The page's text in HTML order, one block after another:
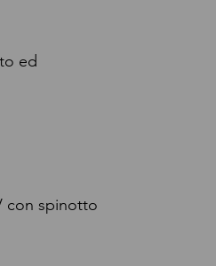
ed
con spinotto